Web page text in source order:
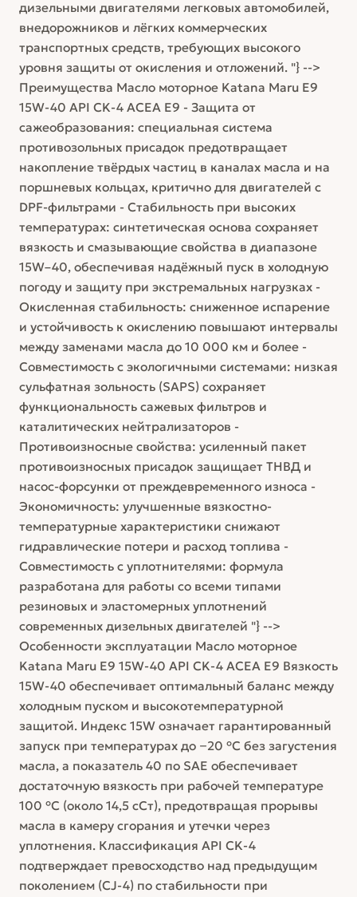
дизельными двигателями легковых автомобилей,
внедорожников и лёгких коммерческих
транспортных средств, требующих высокого
уровня защиты от окисления и отложений. "} -->
Преимущества Масло моторное Katana Maru E9
15W-40 API CK-4 ACEA E9 - Защита от
сажеобразования: специальная система
противозольных присадок предотвращает
накопление твёрдых частиц в каналах масла и на
поршневых кольцах, критично для двигателей с
DPF-фильтрами - Стабильность при высоких
температурах: синтетическая основа сохраняет
вязкость и смазывающие свойства в диапазоне
15W–40, обеспечивая надёжный пуск в холодную
погоду и защиту при экстремальных нагрузках -
Окисленная стабильность: сниженное испарение
и устойчивость к окислению повышают интервалы
между заменами масла до 10 000 км и более -
Совместимость с экологичными системами: низкая
сульфатная зольность (SAPS) сохраняет
функциональность сажевых фильтров и
каталитических нейтрализаторов -
Противоизносные свойства: усиленный пакет
противоизносных присадок защищает ТНВД и
насос-форсунки от преждевременного износа -
Экономичность: улучшенные вязкостно-
температурные характеристики снижают
гидравлические потери и расход топлива -
Совместимость с уплотнителями: формула
разработана для работы со всеми типами
резиновых и эластомерных уплотнений
современных дизельных двигателей "} -->
Особенности эксплуатации Масло моторное
Katana Maru E9 15W-40 API CK-4 ACEA E9 Вязкость
15W-40 обеспечивает оптимальный баланс между
холодным пуском и высокотемпературной
защитой. Индекс 15W означает гарантированный
запуск при температурах до −20 °C без загустения
масла, а показатель 40 по SAE обеспечивает
достаточную вязкость при рабочей температуре
100 °C (около 14,5 сСт), предотвращая прорывы
масла в камеру сгорания и утечки через
уплотнения. Классификация API CK-4
подтверждает превосходство над предыдущим
поколением (CJ-4) по стабильности при